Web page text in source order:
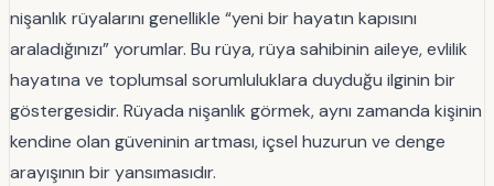
nişanlık rüyalarını genellikle “yeni bir hayatın kapısını
araladığınızı” yorumlar. Bu rüya, rüya sahibinin aileye, evlilik
hayatına ve toplumsal sorumluluklara duyduğu ilginin bir
göstergesidir. Rüyada nişanlık görmek, aynı zamanda kişinin
kendine olan güveninin artması, içsel huzurun ve denge
arayışının bir yansımasıdır.